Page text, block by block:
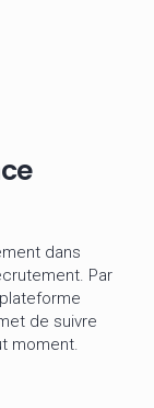
dans
Par
de suivre
moment.